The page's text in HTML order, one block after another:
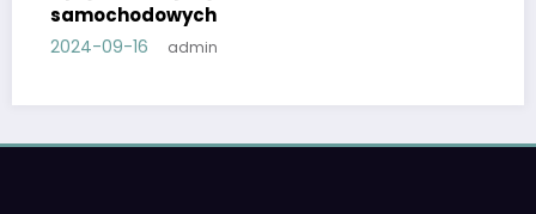
samochodowych
2024-09-16 admin